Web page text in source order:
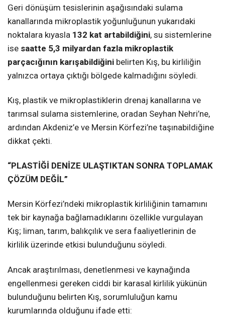
Geri dönüşüm tesislerinin aşağısındaki sulama
kanallarında mikroplastik yoğunluğunun yukarıdaki
noktalara kıyasla 132 kat artabildiğini, su sistemlerine
ise saatte 5,3 milyardan fazla mikroplastik
parçacığının karışabildiğini belirten Kış, bu kirliliğin
yalnızca ortaya çıktığı bölgede kalmadığını söyledi.
Kış, plastik ve mikroplastiklerin drenaj kanallarına ve
tarımsal sulama sistemlerine, oradan Seyhan Nehri’ne,
ardından Akdeniz’e ve Mersin Körfezi’ne taşınabildiğine
dikkat çekti.
“PLASTİĞİ DENİZE ULAŞTIKTAN SONRA TOPLAMAK
ÇÖZÜM DEĞİL”
Mersin Körfezi’ndeki mikroplastik kirliliğinin tamamını
tek bir kaynağa bağlamadıklarını özellikle vurgulayan
Kış; liman, tarım, balıkçılık ve sera faaliyetlerinin de
kirlilik üzerinde etkisi bulunduğunu söyledi.
Ancak araştırılması, denetlenmesi ve kaynağında
engellenmesi gereken ciddi bir karasal kirlilik yükünün
bulunduğunu belirten Kış, sorumluluğun kamu
kurumlarında olduğunu ifade etti: